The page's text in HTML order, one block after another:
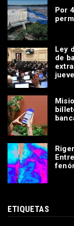
Por
Ley
de
ETIQUETAS